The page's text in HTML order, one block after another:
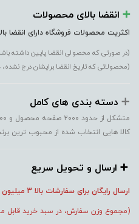
➕️ انقضا بالای محصولات
اکثریت محصولات فروشگاه دارای انقضا
(در صورتی که محصولی انقضا پایین داشته
(محصولاتی که تاریخ انقضا برایشان درج نشده،
➕️ دسته بندی های کامل
متشکل از حدود ۲۰۰۰ صفحه محصول و ۵۰۰۰ قلم sku کالا
کالا هایی انتخاب شده از محبوب ترین
➕️ ارسال و تحویل سریع
ارسال رایگان برای سفارشات بالا 3 میلیون که زیر ۷۵۰
(مجموع وزن سفارش، در سبد خرید قابل